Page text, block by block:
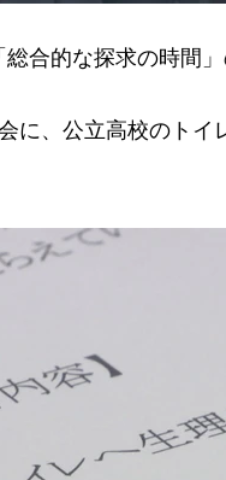
合的な探求の時間」
に、公立高校のトイ